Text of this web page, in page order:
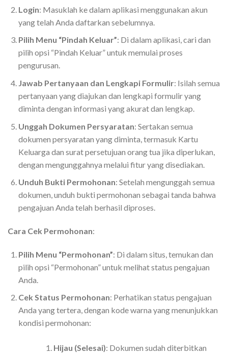
Login: Masuklah ke dalam aplikasi menggunakan akun
yang telah Anda daftarkan sebelumnya.
Pilih Menu “Pindah Keluar”: Di dalam aplikasi, cari dan
pilih opsi “Pindah Keluar” untuk memulai proses
pengurusan.
Jawab Pertanyaan dan Lengkapi Formulir: Isilah semua
pertanyaan yang diajukan dan lengkapi formulir yang
diminta dengan informasi yang akurat dan lengkap.
Unggah Dokumen Persyaratan: Sertakan semua
dokumen persyaratan yang diminta, termasuk Kartu
Keluarga dan surat persetujuan orang tua jika diperlukan,
dengan mengunggahnya melalui fitur yang disediakan.
Unduh Bukti Permohonan: Setelah mengunggah semua
dokumen, unduh bukti permohonan sebagai tanda bahwa
pengajuan Anda telah berhasil diproses.
Cara Cek Permohonan:
Pilih Menu “Permohonan”: Di dalam situs, temukan dan
pilih opsi “Permohonan” untuk melihat status pengajuan
Anda.
Cek Status Permohonan: Perhatikan status pengajuan
Anda yang tertera, dengan kode warna yang menunjukkan
kondisi permohonan:
Hijau (Selesai): Dokumen sudah diterbitkan